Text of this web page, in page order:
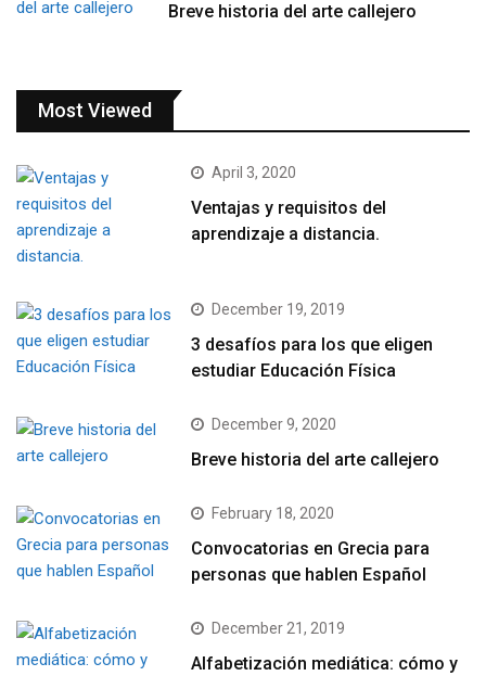
Breve historia del arte callejero
Most Viewed
April 3, 2020
Ventajas y requisitos del
aprendizaje a distancia.
December 19, 2019
3 desafíos para los que eligen
estudiar Educación Física
December 9, 2020
Breve historia del arte callejero
February 18, 2020
Convocatorias en Grecia para
personas que hablen Español
December 21, 2019
Alfabetización mediática: cómo y